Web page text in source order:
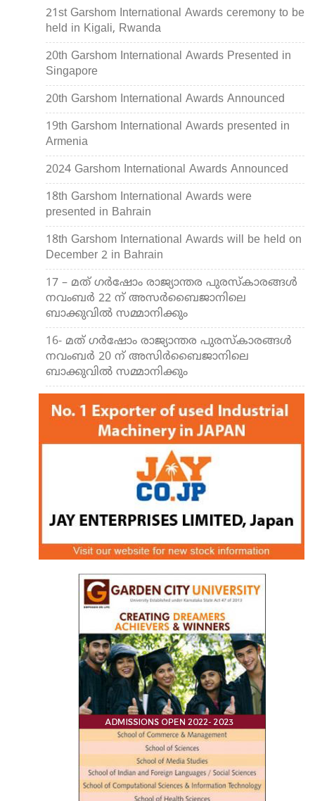
21st Garshom International Awards ceremony to be
held in Kigali, Rwanda
20th Garshom International Awards Presented in
Singapore
20th Garshom International Awards Announced
19th Garshom International Awards presented in
Armenia
2024 Garshom International Awards Announced
18th Garshom International Awards were
presented in Bahrain
18th Garshom International Awards will be held on
December 2 in Bahrain
17 – മത് ഗർഷോം രാജ്യാന്തര പുരസ്‌കാരങ്ങൾ
നവംബർ 22 ന് അസർബൈജാനിലെ
ബാക്കുവിൽ സമ്മാനിക്കും
16- മത് ഗർഷോം രാജ്യാന്തര പുരസ്‌കാരങ്ങൾ
നവംബർ 20 ന് അസിർബൈജാനിലെ
ബാക്കുവിൽ സമ്മാനിക്കും